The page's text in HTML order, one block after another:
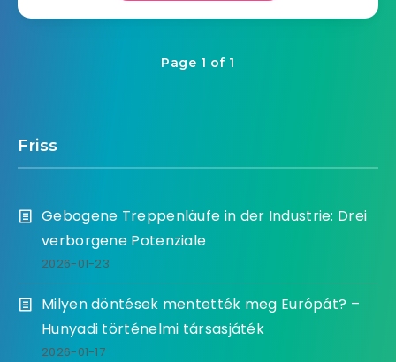
Page 1 of 1
Friss
Gebogene Treppenläufe in der Industrie: Drei
verborgene Potenziale
2026-01-23
Milyen döntések mentették meg Európát? –
Hunyadi történelmi társasjáték
2026-01-17